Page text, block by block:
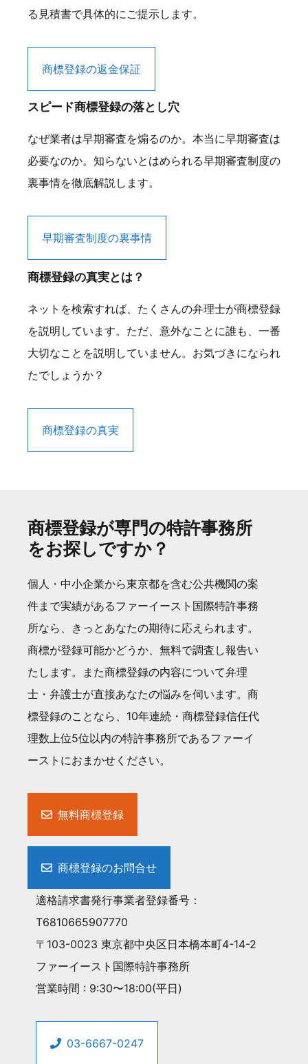
る見積書で具体的にご提示します。
商標登録の返金保証
スピード商標登録の落とし穴
なぜ業者は早期審査を煽るのか。本当に早期審査は
必要なのか。知らないとはめられる早期審査制度の
裏事情を徹底解説します。
早期審査制度の裏事情
商標登録の真実とは？
ネットを検索すれば、たくさんの弁理士が商標登録
を説明しています。ただ、意外なことに誰も、一番
大切なことを説明していません。お気づきになられ
たでしょうか？
商標登録の真実
商標登録が専門の特許事務所
をお探しですか？
個人・中小企業から東京都を含む公共機関の案
件まで実績があるファーイースト国際特許事務
所なら、きっとあなたの期待に応えられます。
商標が登録可能かどうか、無料で調査し報告い
たします。また商標登録の内容について弁理
士・弁護士が直接あなたの悩みを伺います。商
標登録のことなら、10年連続・商標登録信任代
理数上位5位以内の特許事務所であるファーイ
ーストにおまかせください。
無料商標登録
商標登録のお問合せ
適格請求書発行事業者登録番号：
T6810665907770
〒103-0023 東京都中央区日本橋本町4-14-2
ファーイースト国際特許事務所
営業時間 : 9:30〜18:00(平日)
03-6667-0247